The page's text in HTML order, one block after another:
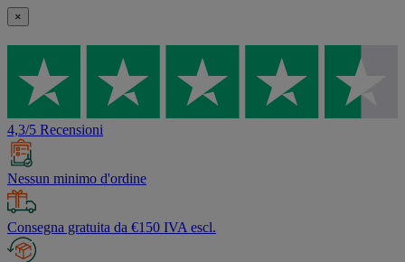
×
4,3/5 Recensioni
Nessun minimo d'ordine
Consegna gratuita da €150 IVA escl.